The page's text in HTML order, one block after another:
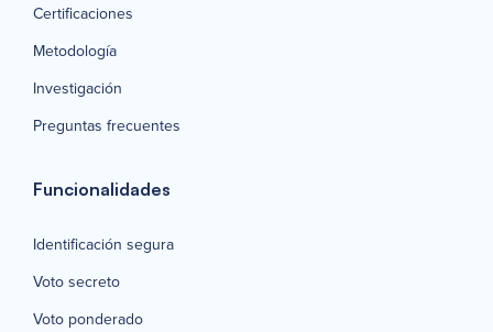
Certificaciones
Metodología
Investigación
Preguntas frecuentes
Funcionalidades
Identificación segura
Voto secreto
Voto ponderado